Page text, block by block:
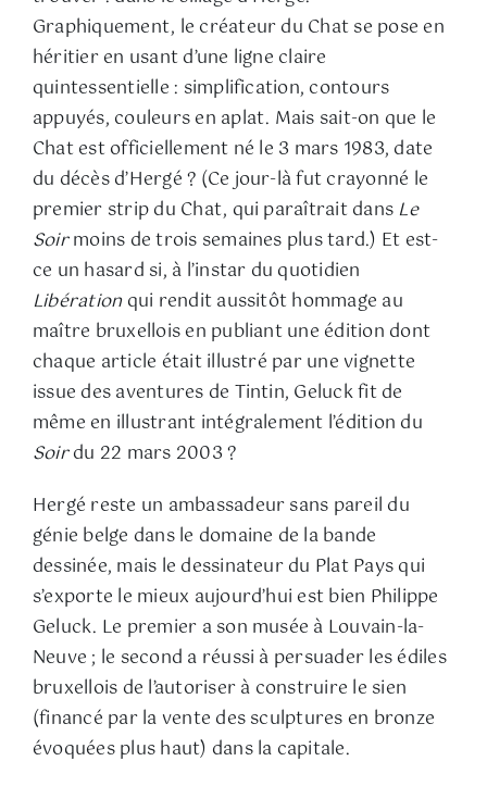
Graphiquement, le créateur du Chat se pose en
héritier en usant d’une ligne claire
quintessentielle : simplification, contours
appuyés, couleurs en aplat. Mais sait-on que le
Chat est officiellement né le 3 mars 1983, date
du décès d’Hergé ? (Ce jour-là fut crayonné le
premier strip du Chat, qui paraîtrait dansLe
Soirmoins de trois semaines plus tard.) Et est-
ce un hasard si, à l’instar du quotidien
Libérationqui rendit aussitôt hommage au
maître bruxellois en publiant une édition dont
chaque article était illustré par une vignette
issue des aventures de Tintin, Geluck fit de
même en illustrant intégralement l’édition du
Soirdu 22 mars 2003 ?
Hergé reste un ambassadeur sans pareil du
génie belge dans le domaine de la bande
dessinée, mais le dessinateur du Plat Pays qui
s’exporte le mieux aujourd’hui est bien Philippe
Geluck. Le premier a son musée à Louvain-la-
Neuve ; le second a réussi à persuader les édiles
bruxellois de l’autoriser à construire le sien
(financé par la vente des sculptures en bronze
évoquées plus haut) dans la capitale.